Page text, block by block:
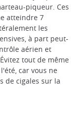
piqueur. Ces
atteindre 7
les
à part peut-
aérien et
tout de même
car vous ne
de cigales sur la